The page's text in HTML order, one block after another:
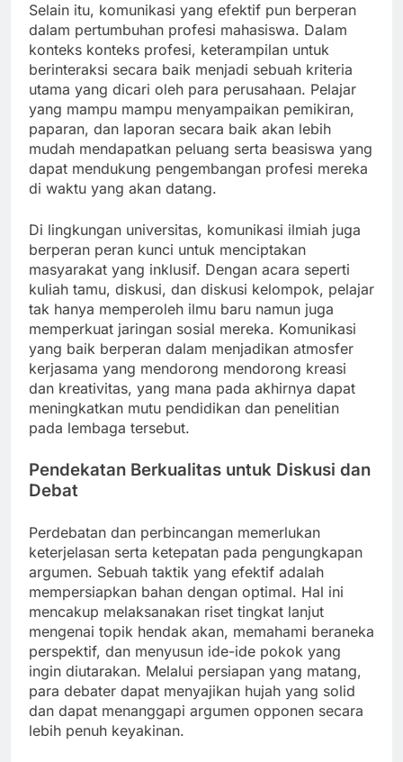
Selain itu, komunikasi yang efektif pun berperan
dalam pertumbuhan profesi mahasiswa. Dalam
konteks konteks profesi, keterampilan untuk
berinteraksi secara baik menjadi sebuah kriteria
utama yang dicari oleh para perusahaan. Pelajar
yang mampu mampu menyampaikan pemikiran,
paparan, dan laporan secara baik akan lebih
mudah mendapatkan peluang serta beasiswa yang
dapat mendukung pengembangan profesi mereka
di waktu yang akan datang.
Di lingkungan universitas, komunikasi ilmiah juga
berperan peran kunci untuk menciptakan
masyarakat yang inklusif. Dengan acara seperti
kuliah tamu, diskusi, dan diskusi kelompok, pelajar
tak hanya memperoleh ilmu baru namun juga
memperkuat jaringan sosial mereka. Komunikasi
yang baik berperan dalam menjadikan atmosfer
kerjasama yang mendorong mendorong kreasi
dan kreativitas, yang mana pada akhirnya dapat
meningkatkan mutu pendidikan dan penelitian
pada lembaga tersebut.
Pendekatan Berkualitas untuk Diskusi dan
Debat
Perdebatan dan perbincangan memerlukan
keterjelasan serta ketepatan pada pengungkapan
argumen. Sebuah taktik yang efektif adalah
mempersiapkan bahan dengan optimal. Hal ini
mencakup melaksanakan riset tingkat lanjut
mengenai topik hendak akan, memahami beraneka
perspektif, dan menyusun ide-ide pokok yang
ingin diutarakan. Melalui persiapan yang matang,
para debater dapat menyajikan hujah yang solid
dan dapat menanggapi argumen opponen secara
lebih penuh keyakinan.